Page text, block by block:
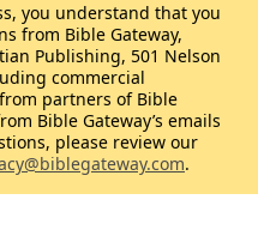
you understand that you
from Bible Gateway,
Publishing, 501 Nelson
commercial
partners of Bible
Bible Gateway’s emails
please review our
.